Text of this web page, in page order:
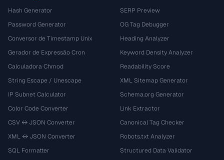
Hash Generator
Password Generator
Conversor de Timestamp Unix
Gerador de Expressão Cron
Calculadora Chmod
String Escape / Unescape
IP Subnet Calculator
Color Code Converter
CSV ↔ JSON Converter
XML ↔ JSON Converter
SQL Formatter
SERP Preview
OG Tag Debugger
Heading Analyzer
Keyword Density Analyzer
Readability Score
XML Sitemap Generator
Schema.org Generator
Link Extractor
Canonical Tag Checker
Robots.txt Analyzer
Structured Data Validator